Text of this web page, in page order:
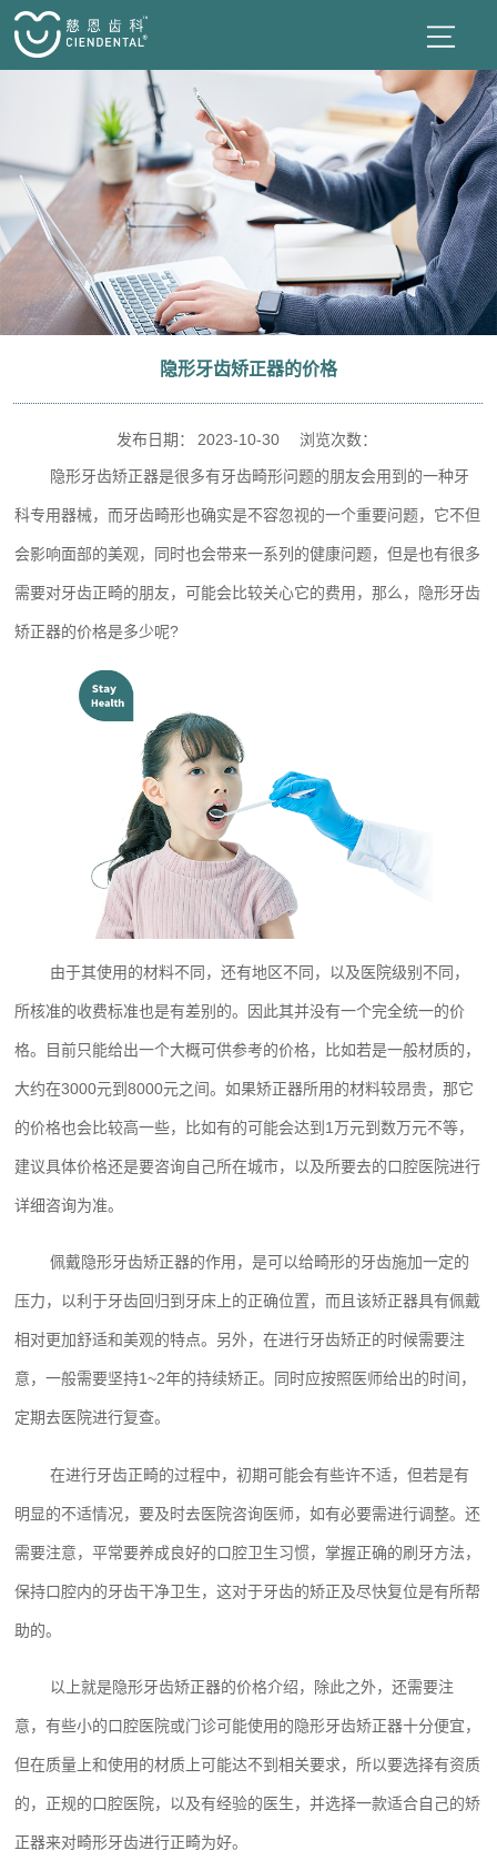
隐形牙齿矫正器的价格
发布日期： 2023-10-30 浏览次数：
隐形牙齿矫正器是很多有牙齿畸形问题的朋友会用到的一种牙
科专用器械，而牙齿畸形也确实是不容忽视的一个重要问题，它不但
会影响面部的美观，同时也会带来一系列的健康问题，但是也有很多
需要对牙齿正畸的朋友，可能会比较关心它的费用，那么，隐形牙齿
矫正器的价格是多少呢?
由于其使用的材料不同，还有地区不同，以及医院级别不同，
所核准的收费标准也是有差别的。因此其并没有一个完全统一的价
格。目前只能给出一个大概可供参考的价格，比如若是一般材质的，
大约在3000元到8000元之间。如果矫正器所用的材料较昂贵，那它
的价格也会比较高一些，比如有的可能会达到1万元到数万元不等，
建议具体价格还是要咨询自己所在城市，以及所要去的口腔医院进行
详细咨询为准。
佩戴隐形牙齿矫正器的作用，是可以给畸形的牙齿施加一定的
压力，以利于牙齿回归到牙床上的正确位置，而且该矫正器具有佩戴
相对更加舒适和美观的特点。另外，在进行牙齿矫正的时候需要注
意，一般需要坚持1~2年的持续矫正。同时应按照医师给出的时间，
定期去医院进行复查。
在进行牙齿正畸的过程中，初期可能会有些许不适，但若是有
明显的不适情况，要及时去医院咨询医师，如有必要需进行调整。还
需要注意，平常要养成良好的口腔卫生习惯，掌握正确的刷牙方法，
保持口腔内的牙齿干净卫生，这对于牙齿的矫正及尽快复位是有所帮
助的。
以上就是隐形牙齿矫正器的价格介绍，除此之外，还需要注
意，有些小的口腔医院或门诊可能使用的隐形牙齿矫正器十分便宜，
但在质量上和使用的材质上可能达不到相关要求，所以要选择有资质
的，正规的口腔医院，以及有经验的医生，并选择一款适合自己的矫
正器来对畸形牙齿进行正畸为好。